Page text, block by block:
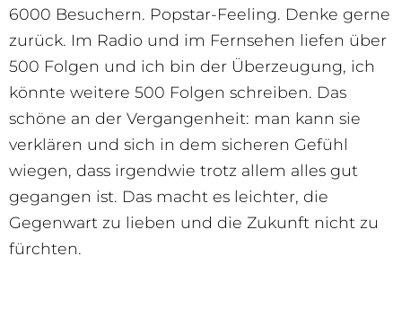
6000 Besuchern. Popstar-Feeling. Denke gerne
zurück. Im Radio und im Fernsehen liefen über
500 Folgen und ich bin der Überzeugung, ich
könnte weitere 500 Folgen schreiben. Das
schöne an der Vergangenheit: man kann sie
verklären und sich in dem sicheren Gefühl
wiegen, dass irgendwie trotz allem alles gut
gegangen ist. Das macht es leichter, die
Gegenwart zu lieben und die Zukunft nicht zu
fürchten.